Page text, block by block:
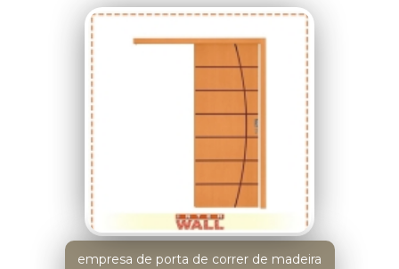
empresa de porta de correr de madeira